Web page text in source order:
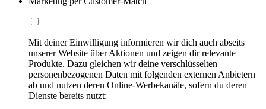
Mit deiner Einwilligung informieren wir dich auch abseits
unserer Website über Aktionen und zeigen dir relevante
Produkte. Dazu gleichen wir deine verschlüsselten
personenbezogenen Daten mit folgenden externen Anbietern
ab und nutzen deren Online-Werbekanäle, sofern du deren
Dienste bereits nutzt: